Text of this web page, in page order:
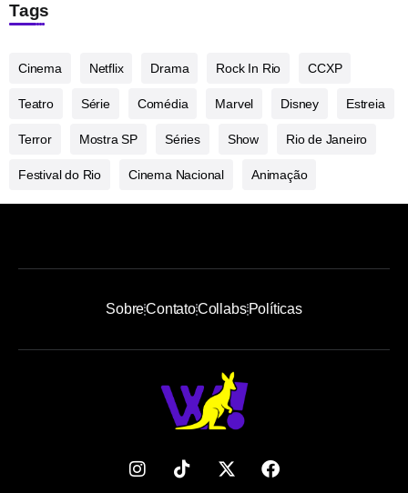
Tags
Cinema Netflix Drama Rock In Rio CCXP
Teatro Série Comédia Marvel Disney Estreia
Terror Mostra SP Séries Show Rio de Janeiro
Festival do Rio Cinema Nacional Animação
SobreContatoCollabsPolíticas